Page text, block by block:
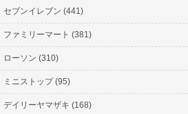
セブンイレブン (441)
ファミリーマート (381)
ローソン (310)
ミニストップ (95)
デイリーヤマザキ (168)